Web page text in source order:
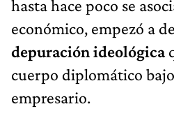
hasta hace poco se
económico, empezó a
depuración ideológica
cuerpo diplomático
empresario.